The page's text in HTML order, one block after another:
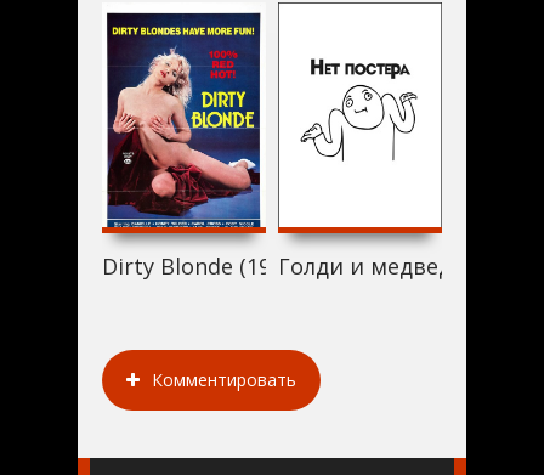
Dirty Blonde (1984)Голди и медведи (1984)
Комментировать